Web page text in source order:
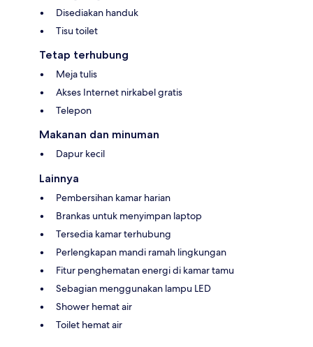
Disediakan handuk
Tisu toilet
Tetap terhubung
Meja tulis
Akses Internet nirkabel gratis
Telepon
Makanan dan minuman
Dapur kecil
Lainnya
Pembersihan kamar harian
Brankas untuk menyimpan laptop
Tersedia kamar terhubung
Perlengkapan mandi ramah lingkungan
Fitur penghematan energi di kamar tamu
Sebagian menggunakan lampu LED
Shower hemat air
Toilet hemat air